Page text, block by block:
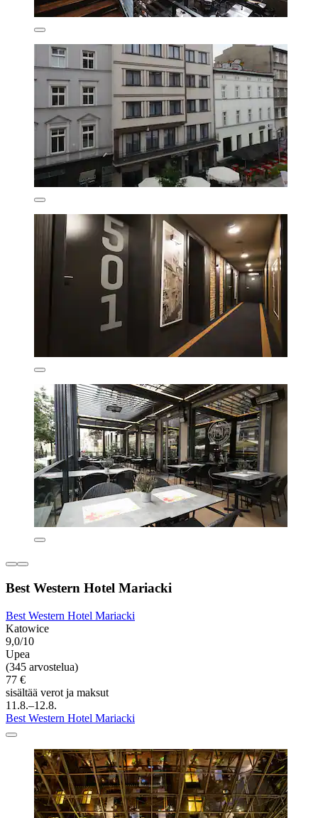
Best Western Hotel Mariacki
Best Western Hotel Mariacki
Katowice
9,0/10
Upea
(345 arvostelua)
77 €
sisältää verot ja maksut
11.8.–12.8.
Best Western Hotel Mariacki